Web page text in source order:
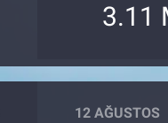
3.11
12 AĞUSTOS